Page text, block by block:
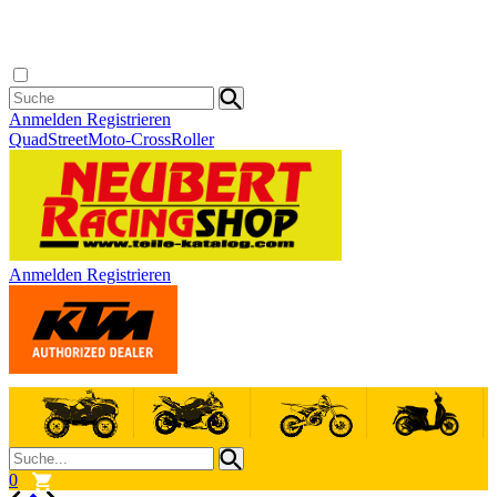
Anmelden Registrieren
QuadStreetMoto-CrossRoller
Anmelden Registrieren
0